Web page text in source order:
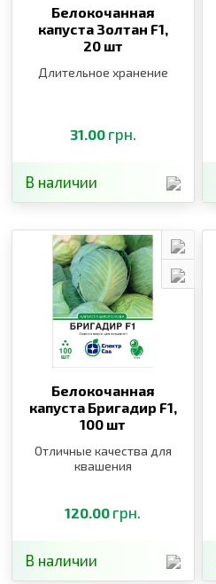
Белокочанная
капуста Золтан F1,
20 шт
Длительное хранение
31.00 грн.
В наличии
Белокочанная
капуста Бригадир F1,
100 шт
Отличные качества для
квашения
120.00 грн.
В наличии